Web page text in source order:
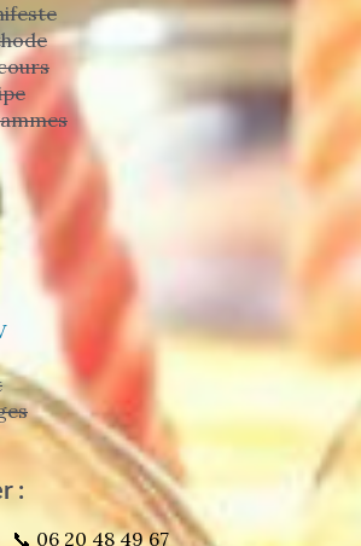
:
📞 06 20 48 49 67